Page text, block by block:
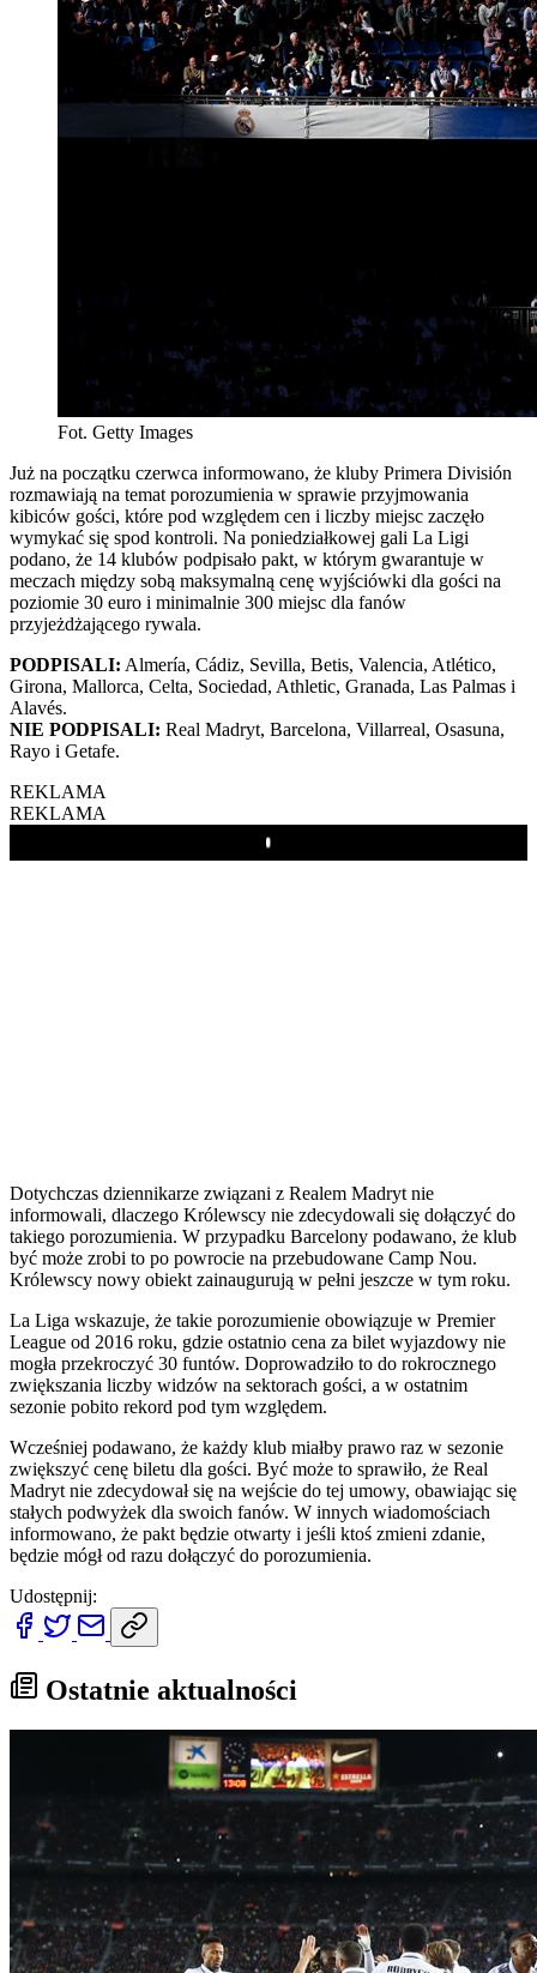
Fot. Getty Images
Już na początku czerwca informowano, że kluby Primera División
rozmawiają na temat porozumienia w sprawie przyjmowania
kibiców gości, które pod względem cen i liczby miejsc zaczęło
wymykać się spod kontroli. Na poniedziałkowej gali La Ligi
podano, że 14 klubów podpisało pakt, w którym gwarantuje w
meczach między sobą maksymalną cenę wyjściówki dla gości na
poziomie 30 euro i minimalnie 300 miejsc dla fanów
przyjeżdżającego rywala.
PODPISALI: Almería, Cádiz, Sevilla, Betis, Valencia, Atlético,
Girona, Mallorca, Celta, Sociedad, Athletic, Granada, Las Palmas i
Alavés.
NIE PODPISALI: Real Madryt, Barcelona, Villarreal, Osasuna,
Rayo i Getafe.
REKLAMA
REKLAMA
Play
Dotychczas dziennikarze związani z Realem Madryt nie
informowali, dlaczego Królewscy nie zdecydowali się dołączyć do
takiego porozumienia. W przypadku Barcelony podawano, że klub
być może zrobi to po powrocie na przebudowane Camp Nou.
Królewscy nowy obiekt zainaugurują w pełni jeszcze w tym roku.
La Liga wskazuje, że takie porozumienie obowiązuje w Premier
League od 2016 roku, gdzie ostatnio cena za bilet wyjazdowy nie
mogła przekroczyć 30 funtów. Doprowadziło to do rokrocznego
zwiększania liczby widzów na sektorach gości, a w ostatnim
sezonie pobito rekord pod tym względem.
Wcześniej podawano, że każdy klub miałby prawo raz w sezonie
zwiększyć cenę biletu dla gości. Być może to sprawiło, że Real
Madryt nie zdecydował się na wejście do tej umowy, obawiając się
stałych podwyżek dla swoich fanów. W innych wiadomościach
informowano, że pakt będzie otwarty i jeśli ktoś zmieni zdanie,
będzie mógł od razu dołączyć do porozumienia.
Udostępnij:
Ostatnie aktualności